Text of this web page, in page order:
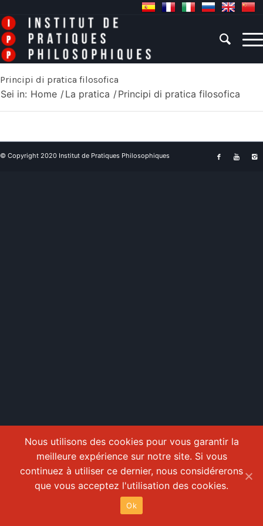
Principi di pratica filosofica
Sei in: Home / La pratica / Principi di pratica filosofica
© Copyright 2020 Institut de Pratiques Philosophiques
Nous utilisons des cookies pour vous garantir la
meilleure expérience sur notre site. Si vous
continuez à utiliser ce dernier, nous considérerons
que vous acceptez l'utilisation des cookies.
Ok